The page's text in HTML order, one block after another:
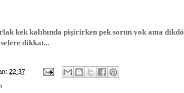
kek kalıbında pişirirken pek sorun yok ama
dikkat...
22:37